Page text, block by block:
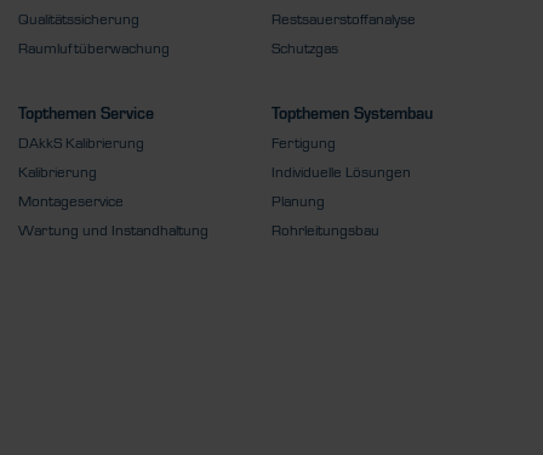
Qualitätssicherung
Raumluftüberwachung
Restsauerstoffanalyse
Schutzgas
Topthemen Service
DAkkS Kalibrierung
Kalibrierung
Montageservice
Wartung und Instandhaltung
Topthemen Systembau
Fertigung
Individuelle Lösungen
Planung
Rohrleitungsbau